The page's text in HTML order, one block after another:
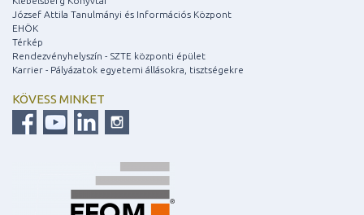
József Attila Tanulmányi és Információs Központ
EHÖK
Térkép
Rendezvényhelyszín - SZTE központi épület
Karrier - Pályázatok egyetemi állásokra, tisztségekre
KÖVESS MINKET